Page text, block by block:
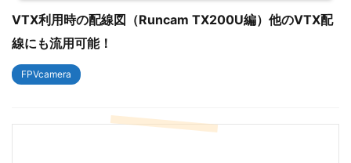
VTX利用時の配線図（Runcam TX200U編）他のVTX配
線にも流用可能！
FPVcamera